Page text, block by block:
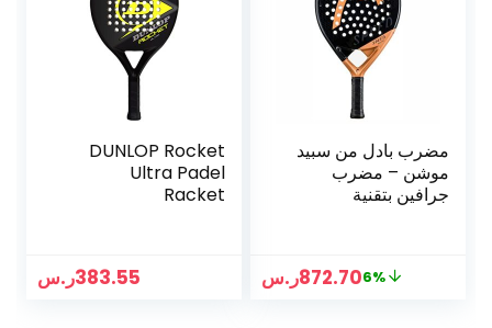
مضرب بادل من سبيد
موشن – مضرب
جرافين بتقنية
السعر
872.70ر.سالسعر
6%
DUNLOP Rocket
Ultra Padel
Racket
383.55ر.س